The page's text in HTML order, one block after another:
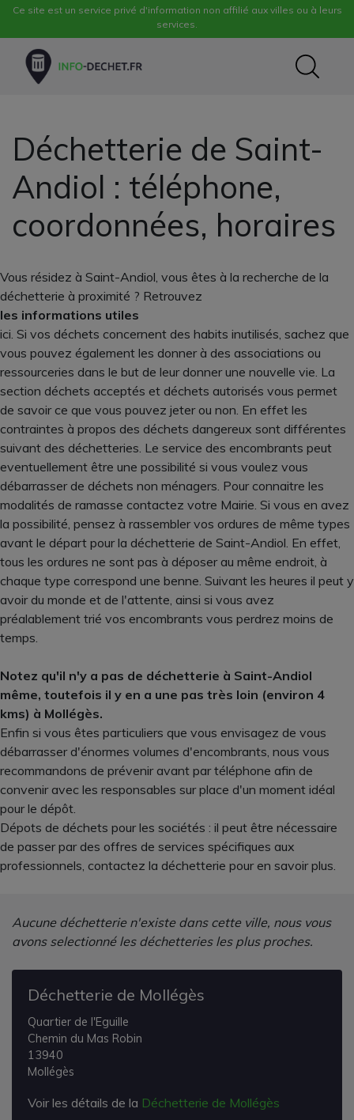
Ce site est un service privé d'information non affilié aux villes ou à leurs
services.
Déchetterie de Saint-
Andiol : téléphone,
coordonnées, horaires
Vous résidez à Saint-Andiol, vous êtes à la recherche de la
déchetterie à proximité ? Retrouvez
les informations utiles
ici. Si vos déchets concernent des habits inutilisés, sachez que
vous pouvez également les donner à des associations ou
ressourceries dans le but de leur donner une nouvelle vie. La
section déchets acceptés et déchets autorisés vous permet
de savoir ce que vous pouvez jeter ou non. En effet les
contraintes à propos des déchets dangereux sont différentes
suivant des déchetteries. Le service des encombrants peut
eventuellement être une possibilité si vous voulez vous
débarrasser de déchets non ménagers. Pour connaitre les
modalités de ramasse contactez votre Mairie. Si vous en avez
la possibilité, pensez à rassembler vos ordures de même types
avant le départ pour la déchetterie de Saint-Andiol. En effet,
tous les ordures ne sont pas à déposer au même endroit, à
chaque type correspond une benne. Suivant les heures il peut y
avoir du monde et de l'attente, ainsi si vous avez
préalablement trié vos encombrants vous perdrez moins de
temps.
Notez qu'il n'y a pas de déchetterie à Saint-Andiol
même, toutefois il y en a une pas très loin (environ 4
kms) à Mollégès.
Enfin si vous êtes particuliers que vous envisagez de vous
débarrasser d'énormes volumes d'encombrants, nous vous
recommandons de prévenir avant par téléphone afin de
convenir avec les responsables sur place d'un moment idéal
pour le dépôt.
Dépots de déchets pour les sociétés : il peut être nécessaire
de passer par des offres de services spécifiques aux
professionnels, contactez la déchetterie pour en savoir plus.
Aucune déchetterie n'existe dans cette ville, nous vous
avons selectionné les déchetteries les plus proches.
Déchetterie de Mollégès
Quartier de l'Eguille
Chemin du Mas Robin
13940
Mollégès
Voir les détails de la Déchetterie de Mollégès